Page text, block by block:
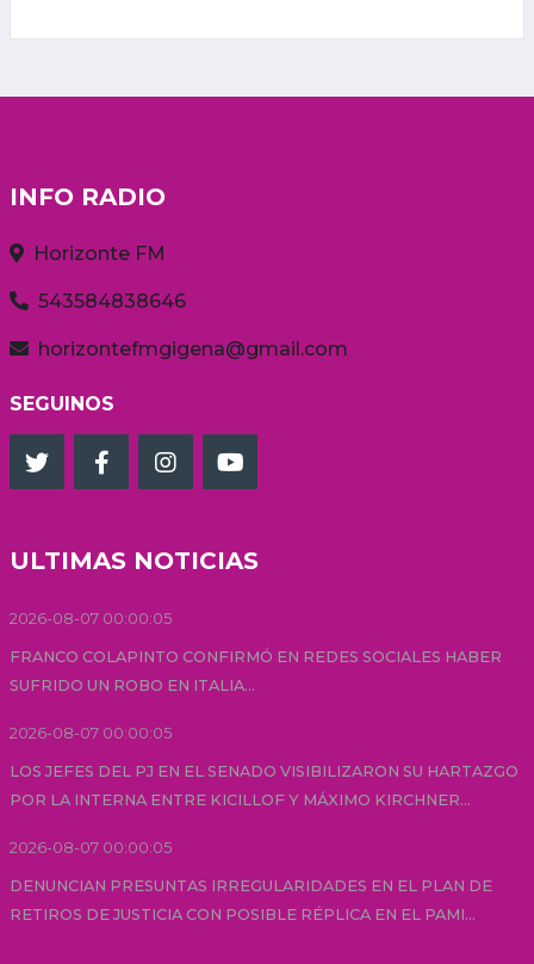
INFO RADIO
Horizonte FM
543584838646
horizontefmgigena@gmail.com
SEGUINOS
ULTIMAS NOTICIAS
2026-08-07 00:00:05
FRANCO COLAPINTO CONFIRMÓ EN REDES SOCIALES HABER
SUFRIDO UN ROBO EN ITALIA...
2026-08-07 00:00:05
LOS JEFES DEL PJ EN EL SENADO VISIBILIZARON SU HARTAZGO
POR LA INTERNA ENTRE KICILLOF Y MÁXIMO KIRCHNER...
2026-08-07 00:00:05
DENUNCIAN PRESUNTAS IRREGULARIDADES EN EL PLAN DE
RETIROS DE JUSTICIA CON POSIBLE RÉPLICA EN EL PAMI...